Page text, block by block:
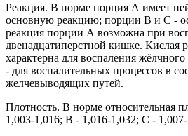
Реакция. В норме порция А имеет
основную реакцию; порции В и С -
реакция порции А возможна при
двенадцатиперстной кишке. Кислая
характерна для воспаления
- для воспалительных процессов в
желчевыводящих путей.
Плотность. В норме относительная
1,003-1,016; В - 1,016-1,032; С - 1,007-